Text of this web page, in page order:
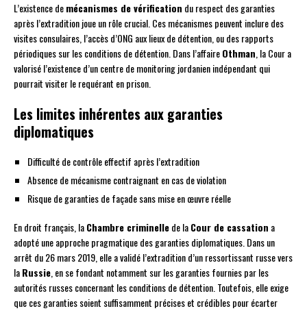
L’existence demécanismes de vérification du respect des garanties
après l’extradition joue un rôle crucial. Ces mécanismes peuvent inclure des
visites consulaires, l’accès d’ONG aux lieux de détention, ou des rapports
périodiques sur les conditions de détention. Dans l’affaireOthman, la Cour a
valorisé l’existence d’un centre de monitoring jordanien indépendant qui
pourrait visiter le requérant en prison.
Les limites inhérentes aux garanties
diplomatiques
Difficulté de contrôle effectif après l’extradition
Absence de mécanisme contraignant en cas de violation
Risque de garanties de façade sans mise en œuvre réelle
En droit français, laChambre criminellede laCour de cassation a
adopté une approche pragmatique des garanties diplomatiques. Dans un
arrêt du 26 mars 2019, elle a validé l’extradition d’un ressortissant russe vers
laRussie, en se fondant notamment sur les garanties fournies par les
autorités russes concernant les conditions de détention. Toutefois, elle exige
que ces garanties soient suffisamment précises et crédibles pour écarter